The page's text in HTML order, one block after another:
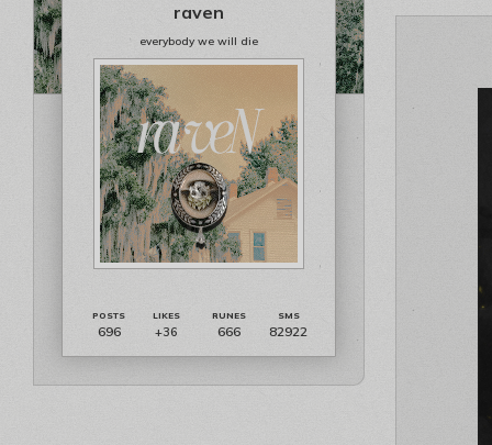
raven
everybody we will die
696 +36 666 82922